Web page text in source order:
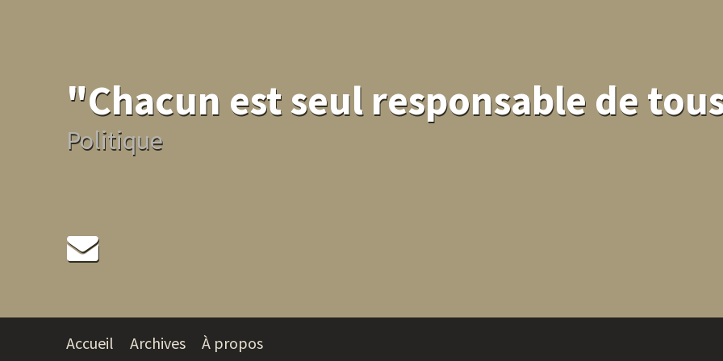
"Chacun est seul responsable de
Politique
Accueil Archives À propos